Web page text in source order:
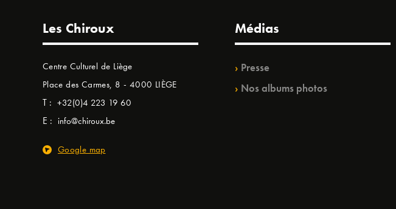
Les Chiroux
Centre Culturel de Liège
Place des Carmes, 8 - 4000 LIÈGE
T : +32(0)4 223 19 60
E : info@chiroux.be
Google map
Médias
Presse
Nos albums photos